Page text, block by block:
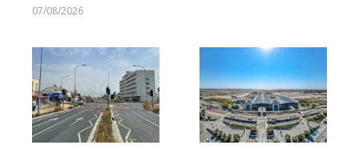
07/08/2026